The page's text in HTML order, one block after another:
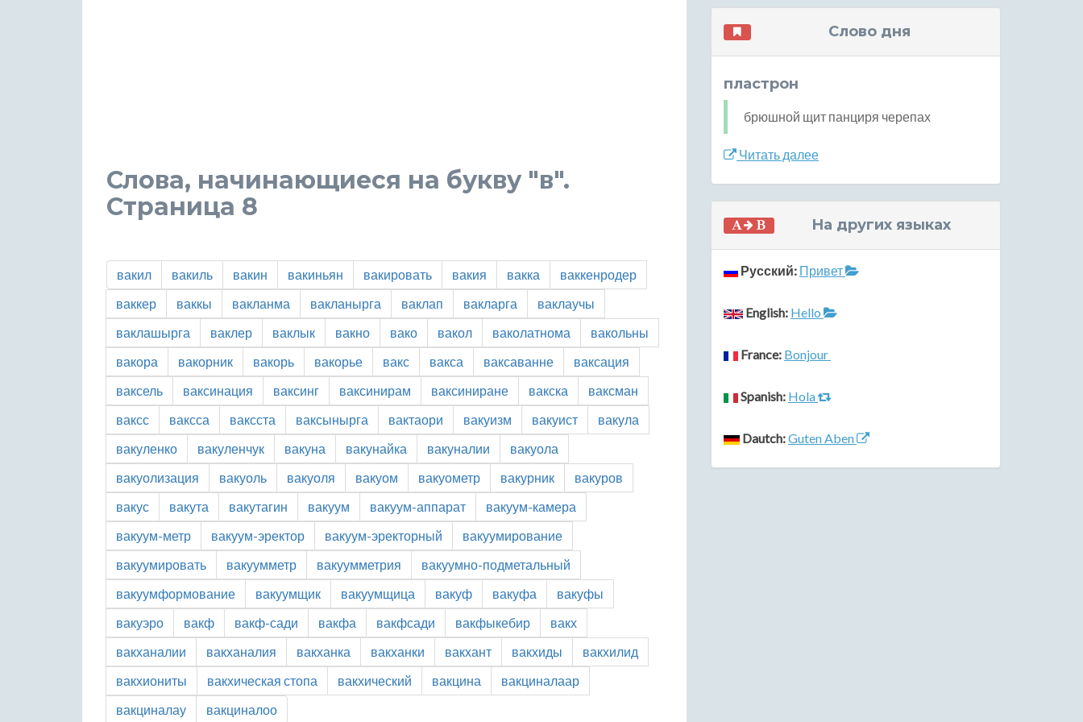
Слова, начинающиеся на букву "в".
Страница 8
вакил вакиль вакин вакиньян вакировать вакия вакка
ваккенродер
ваккер
ваккы вакланма вакланырга ваклап вакларга
ваклаучы
ваклашырга
ваклер ваклык вакно вако вакол ваколатнома
вакольны
вакора
вакорник вакорь вакорье вакс вакса ваксаванне
ваксация
ваксель
ваксинация ваксинг ваксинирам ваксиниране вакска
ваксман
ваксс
ваксса ваксста ваксынырга вактаори вакуизм вакуист
вакула
вакуленко
вакуленчук вакуна вакунайка вакуналии
вакуола
вакуолизация
вакуоль вакуоля вакуом вакуометр вакурник
вакуров
вакус
вакута вакутагин вакуум вакуум-аппарат
вакуум-камера
вакуум-метр
вакуум-эректор вакуум-эректорный
вакуумирование
вакуумировать
вакуумметр вакуумметрия
вакуумно-подметальный
вакуумформование
вакуумщик вакуумщица вакуф вакуфа
вакуфы
вакуэро
вакф вакф-сади вакфа вакфсади вакфыкебир
вакх
вакханалии
вакханалия вакханка вакханки вакхант вакхиды
вакхилид
вакхиониты
вакхическая стопа вакхический вакцина
вакциналаар
вакциналау
вакциналоо
Слово дня
пластрон
брюшной щит панциря черепах
Читать далее
На других языках
Русский: Привет
English: Hello
France: Bonjour
Spanish: Hola
Dautch:Guten Aben